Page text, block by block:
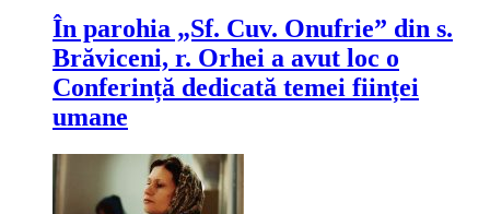
În parohia „Sf. Cuv. Onufrie” din s.
Brăviceni, r. Orhei a avut loc o
Conferință dedicată temei ființei
umane